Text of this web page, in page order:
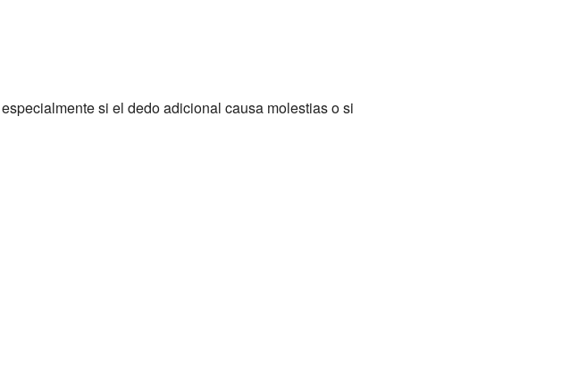
si el dedo adicional causa molestias o si